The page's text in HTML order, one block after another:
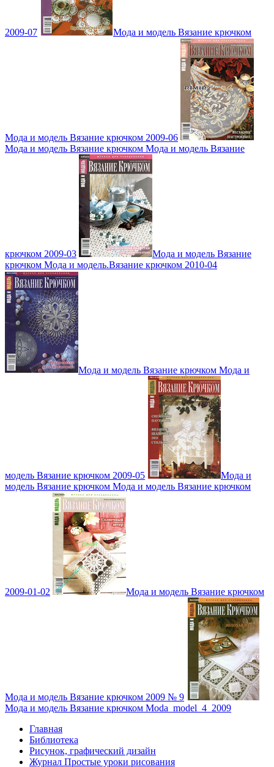
2009-07 Мода и модель Вязание крючком
Мода и модель Вязание крючком 2009-06
Мода и модель Вязание крючком Мода и модель Вязание
крючком 2009-03
Мода и модель Вязание
крючком Мода и модель.Вязание крючком 2010-04
Мода и модель Вязание крючком Мода и
модель Вязание крючком 2009-05
Мода и
модель Вязание крючком Мода и модель Вязание крючком
2009-01-02 Мода и модель Вязание крючком
Мода и модель Вязание крючком 2009 № 9
Мода и модель Вязание крючком Moda_model_4_2009
Главная
Библиотека
Рисунок, графический дизайн
Журнал Простые уроки рисования